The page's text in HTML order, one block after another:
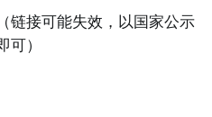
链接可能失效，以国家公示
）